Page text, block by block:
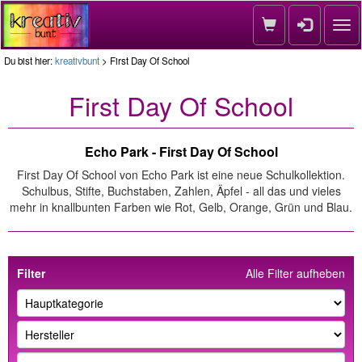
Du bist hier:kreativbunt > First Day Of School
First Day Of School
Echo Park - First Day Of School
First Day Of School von Echo Park ist eine neue Schulkollektion.
Schulbus, Stifte, Buchstaben, Zahlen, Äpfel - all das und vieles
mehr in knallbunten Farben wie Rot, Gelb, Orange, Grün und Blau.
Alle Filter aufheben
Filter